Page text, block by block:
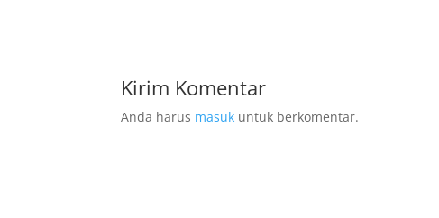
Kirim Komentar
Anda harus masuk untuk berkomentar.